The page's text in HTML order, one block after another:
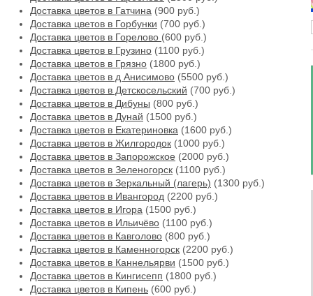
Доставка цветов в Гатчина (900 руб.)
Доставка цветов в Горбунки (700 руб.)
Доставка цветов в Горелово (600 руб.)
Доставка цветов в Грузино (1100 руб.)
Доставка цветов в Грязно (1800 руб.)
Доставка цветов в д Анисимово (5500 руб.)
Доставка цветов в Детскосельский (700 руб.)
Доставка цветов в Дибуны (800 руб.)
Доставка цветов в Дунай (1500 руб.)
Доставка цветов в Екатериновка (1600 руб.)
Доставка цветов в Жилгородок (1000 руб.)
Доставка цветов в Запорожское (2000 руб.)
Доставка цветов в Зеленогорск (1100 руб.)
Доставка цветов в Зеркальный (лагерь) (1300 руб.)
Доставка цветов в Ивангород (2200 руб.)
Доставка цветов в Игора (1500 руб.)
Доставка цветов в Ильичёво (1100 руб.)
Доставка цветов в Кавголово (800 руб.)
Доставка цветов в Каменногорск (2200 руб.)
Доставка цветов в Каннельярви (1500 руб.)
Доставка цветов в Кингисепп (1800 руб.)
Доставка цветов в Кипень (600 руб.)